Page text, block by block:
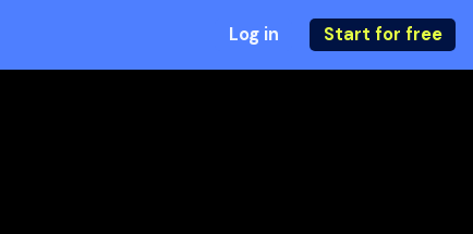
Log in Start for free